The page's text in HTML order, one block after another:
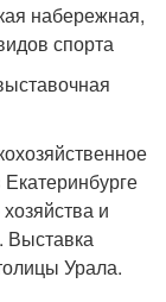
набережная,
спорта
и
Выставка
Урала.